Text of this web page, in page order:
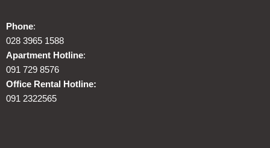
Phone:
028 3965 1588
Apartment Hotline:
091 729 8576
Office Rental Hotline:
091 2322565